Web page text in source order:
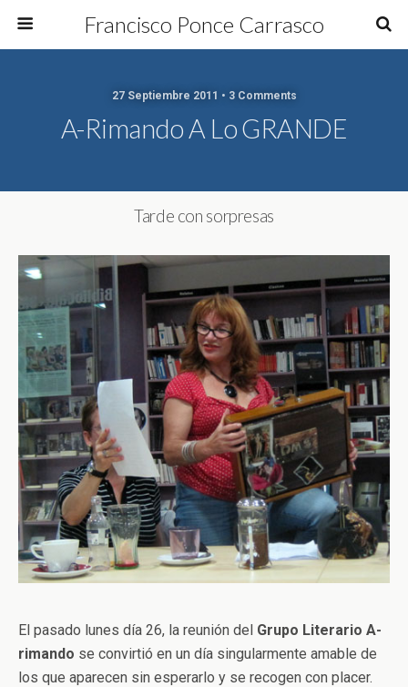
Francisco Ponce Carrasco
27 Septiembre 2011 • 3 Comments
A-Rimando A Lo GRANDE
Tarde con sorpresas
El pasado lunes día 26, la reunión del Grupo Literario A-
rimando se convirtió en un día singularmente amable de
los que aparecen sin esperarlo y se recogen con placer.